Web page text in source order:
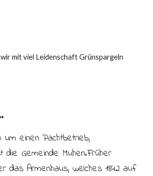
mit viel Leidenschaft Grünspargeln
um einen Pachtbetrieb,
die Gemeinde Muhen.Früher
das Armenhaus, welches 1842 auf